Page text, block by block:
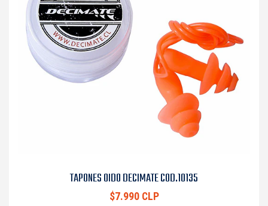
TAPONES OIDO DECIMATE COD.10135
$7.990 CLP